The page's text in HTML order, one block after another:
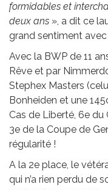
formidables et
deux ans », a dit ce
grand sentiment
Avec la BWP de 11
Rêve et par
Stephex Masters
Bonheiden et une
Cas de Liberté, 6e du
3e de la Coupe de
régularité !
A la 2e place, le
qui n’a rien perdu de